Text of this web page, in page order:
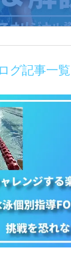
グ記事一覧